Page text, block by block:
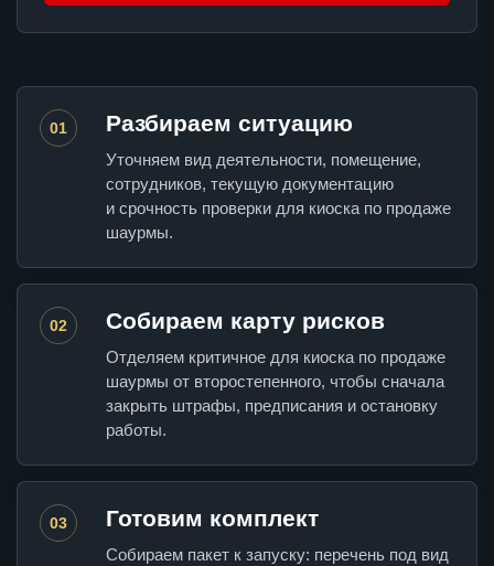
01 Разбираем ситуацию
Уточняем вид деятельности, помещение,
сотрудников, текущую документацию
и срочность проверки для киоска по продаже
шаурмы.
02 Собираем карту рисков
Отделяем критичное для киоска по продаже
шаурмы от второстепенного, чтобы сначала
закрыть штрафы, предписания и остановку
работы.
03 Готовим комплект
Собираем пакет к запуску: перечень под вид